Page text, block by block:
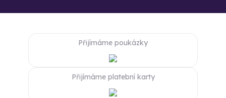
Přijímáme poukázky
Přijímáme platební karty